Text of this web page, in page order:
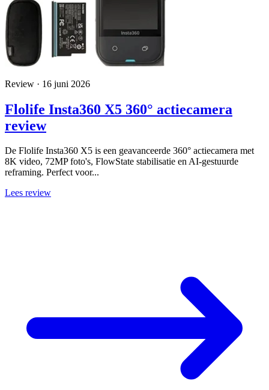
Review · 16 juni 2026
Flolife Insta360 X5 360° actiecamera
review
De Flolife Insta360 X5 is een geavanceerde 360° actiecamera met
8K video, 72MP foto's, FlowState stabilisatie en AI-gestuurde
reframing. Perfect voor...
Lees review